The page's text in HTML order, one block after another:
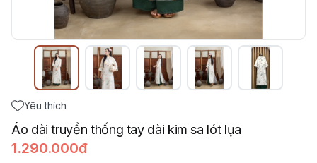
Yêu thích
Áo dài truyền thống tay dài kim sa lót lụa
1.290.000đ